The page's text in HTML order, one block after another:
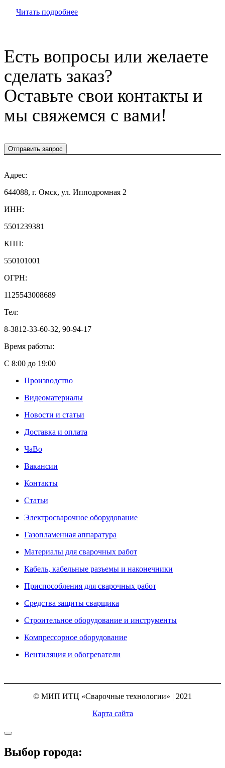
Читать подробнее
Есть вопросы или желаете
сделать заказ?
Оставьте свои контакты и
мы свяжемся с вами!
Отправить запрос
Адрес:
644088, г. Омск, ул. Ипподромная 2
ИНН:
5501239381
КПП:
550101001
ОГРН:
1125543008689
Тел:
8-3812-33-60-32, 90-94-17
Время работы:
С 8:00 до 19:00
Производство
Видеоматериалы
Новости и статьи
Доставка и оплата
ЧаВо
Вакансии
Контакты
Статьи
Электросварочное оборудование
Газопламенная аппаратура
Материалы для сварочных работ
Кабель, кабельные разъемы и наконечники
Приспособления для сварочных работ
Средства защиты сварщика
Строительное оборудование и инструменты
Компрессорное оборудование
Вентиляция и обогреватели
© МИП ИТЦ «Сварочные технологии» | 2021
Карта сайта
Выбор города: